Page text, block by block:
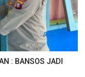
: BANSOS JADI